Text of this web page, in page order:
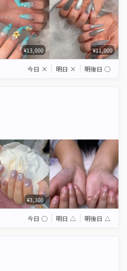
¥13,000 ¥11,000
今日 × 明日 × 明後日 ◯
¥3,300
今日 ◯ 明日 △ 明後日 △